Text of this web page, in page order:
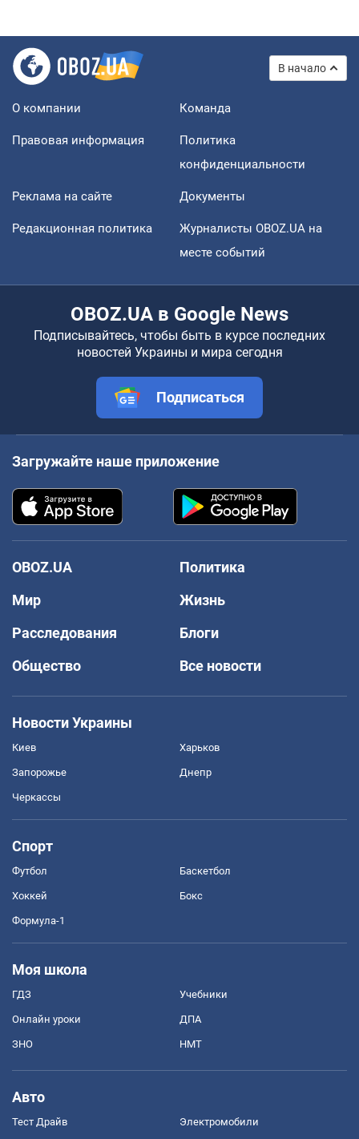
В начало
О компании Команда
Правовая информация
Политика
конфиденциальности
Реклама на сайте Документы
Редакционная политика
Журналисты OBOZ.UA на
месте событий
OBOZ.UA в Google News
Подписывайтесь, чтобы быть в курсе последних
новостей Украины и мира сегодня
Подписаться
Загружайте наше приложение
OBOZ.UA
Политика
Мир
Жизнь
Расследования
Блоги
Общество
Все новости
Новости Украины
Киев Харьков
Запорожье Днепр
Черкассы
Спорт
Футбол Баскетбол
Хоккей Бокс
Формула-1
Моя школа
ГДЗ Учебники
Онлайн уроки ДПА
ЗНО НМТ
Авто
Тест Драйв Электромобили